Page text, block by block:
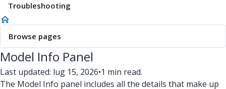
Troubleshooting
Browse pages
Model Info Panel
Last updated: lug 15, 2026•1 min read.
The Model Info panel includes all the details that make up